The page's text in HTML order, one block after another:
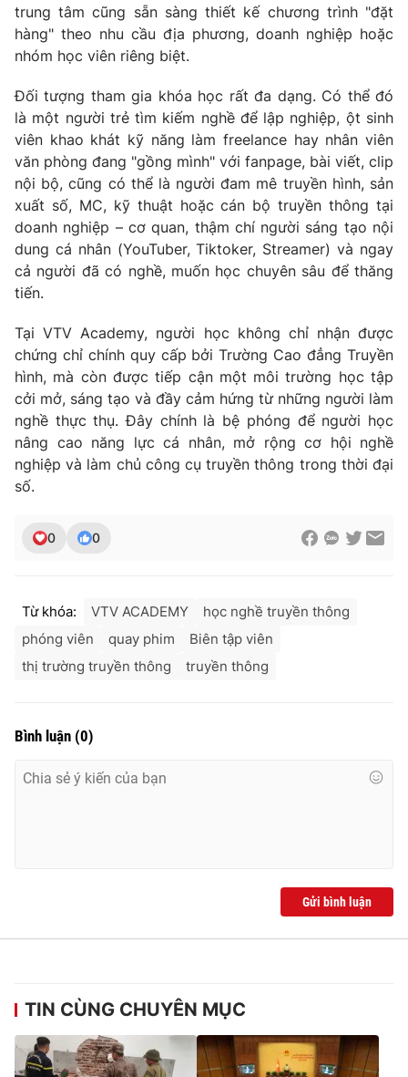
trung tâm cũng sẵn sàng thiết kế chương trình "đặt
hàng" theo nhu cầu địa phương, doanh nghiệp hoặc
nhóm học viên riêng biệt.
Đối tượng tham gia khóa học rất đa dạng. Có thể đó
là một người trẻ tìm kiếm nghề để lập nghiệp, ột sinh
viên khao khát kỹ năng làm freelance hay nhân viên
văn phòng đang "gồng mình" với fanpage, bài viết, clip
nội bộ, cũng có thể là người đam mê truyền hình, sản
xuất số, MC, kỹ thuật hoặc cán bộ truyền thông tại
doanh nghiệp – cơ quan, thậm chí người sáng tạo nội
dung cá nhân (YouTuber, Tiktoker, Streamer) và ngay
cả người đã có nghề, muốn học chuyên sâu để thăng
tiến.
Tại VTV Academy, người học không chỉ nhận được
chứng chỉ chính quy cấp bởi Trường Cao đẳng Truyền
hình, mà còn được tiếp cận một môi trường học tập
cởi mở, sáng tạo và đầy cảm hứng từ những người làm
nghề thực thụ. Đây chính là bệ phóng để người học
nâng cao năng lực cá nhân, mở rộng cơ hội nghề
nghiệp và làm chủ công cụ truyền thông trong thời đại
số.
0 0
Từ khóa: VTV ACADEMY
học nghề truyền thông
phóng viên
quay phim
Biên tập viên
thị trường truyền thông
truyền thông
Bình luận (0)
Gửi bình luận
TIN CÙNG CHUYÊN MỤC